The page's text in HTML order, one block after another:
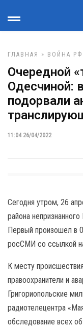
ГЛАВНАЯ » ВОЙНА
Очередной
Одесчиной:
подорвали
11:04 26/04/2022
Сегодня утром, 26
района
Первый произошел в
росСМИ со ссылкой
К месту
правоохранители и
Григориопольские
радиотелецентра
обследование всех